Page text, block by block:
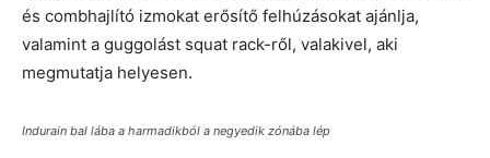
és combhajlító izmokat erősítő felhúzásokat ajánlja,
valamint a guggolást squat rack-ről, valakivel, aki
megmutatja helyesen.
Indurain bal lába a harmadikból a negyedik zónába lép